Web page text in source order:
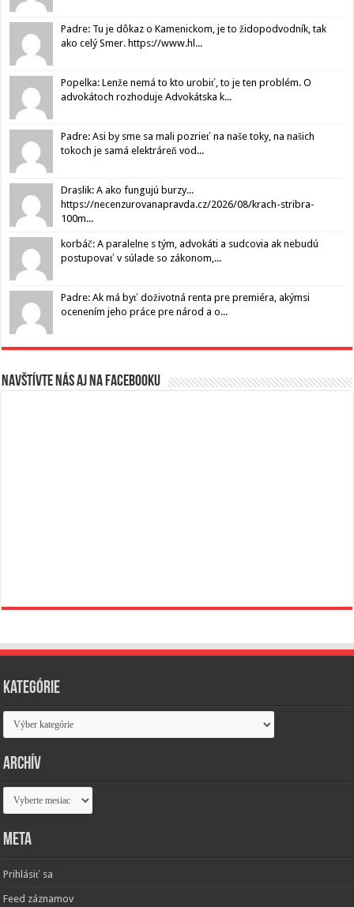
Padre: Tu je dôkaz o Kamenickom, je to židopodvodník, tak
ako celý Smer. https://www.hl...
Popelka: Lenže nemá to kto urobiť, to je ten problém. O
advokátoch rozhoduje Advokátska k...
Padre: Asi by sme sa mali pozrieť na naše toky, na našich
tokoch je samá elektráreň vod...
Draslik: A ako fungujú burzy...
https://necenzurovanapravda.cz/2026/08/krach-stribra-
100m...
korbáč: A paralelne s tým, advokáti a sudcovia ak nebudú
postupovať v súlade so zákonom,...
Padre: Ak má byť doživotná renta pre premiéra, akýmsi
ocenením jeho práce pre národ a o...
Navštívte nás aj na Facebooku
Kategórie
Kategórie
Archív
Archív
Meta
Prihlásiť sa
Feed záznamov